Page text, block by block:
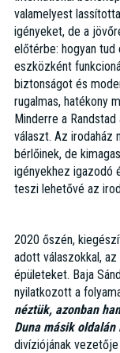
valamelyest
igényeket, de a
előtérbe: hogyan
eszközként
biztonságot és
rugalmas, hatékony
Minderre a
választ. Az irodaház
bérlőinek, de
igényekhez igazodó
teszi lehetővé az
2020 őszén,
adott válaszokkal,
épületeket. Baja
nyilatkozott a
néztük, azonban
Duna másik oldalán
divíziójának